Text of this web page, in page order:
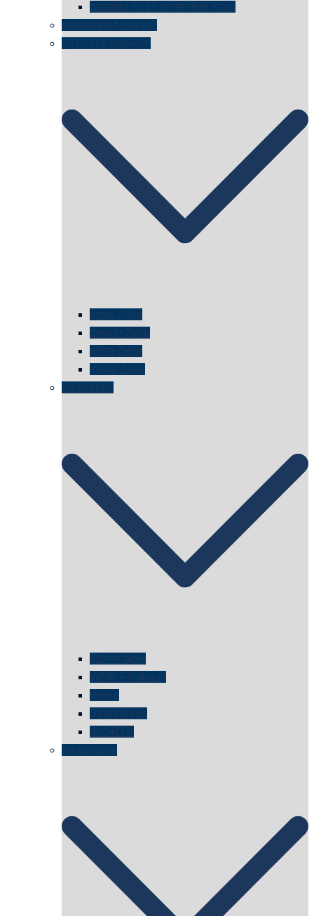
Istanbul 2015 in der IHK Köln
schwimmt Neptun?
„schnelle Antwort“
erste Zelle
zweite Zelle
dritte Zelle
vierte Zelle
architektur
kölner oper
WDR Filmhaus
Wege
Strandhaus
unORTE
art cologne